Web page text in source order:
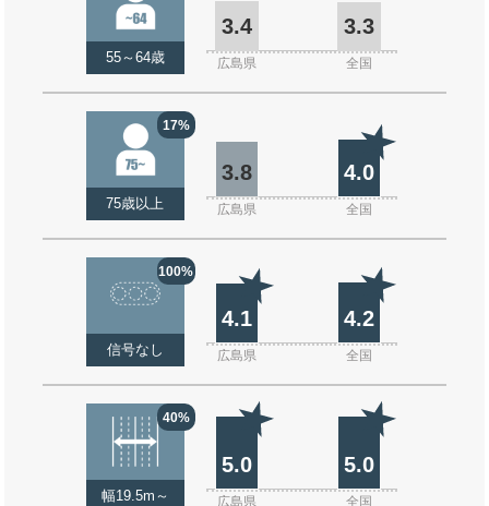
55～64歳
3.4 3.3
広島県 全国
17%
75歳以上
3.8 4.0
広島県 全国
100%
信号なし
4.1 4.2
広島県 全国
40%
幅19.5m～
5.0 5.0
広島県 全国